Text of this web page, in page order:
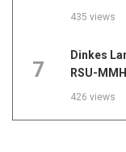
435 views
7
Dinkes
RSU-
426 views